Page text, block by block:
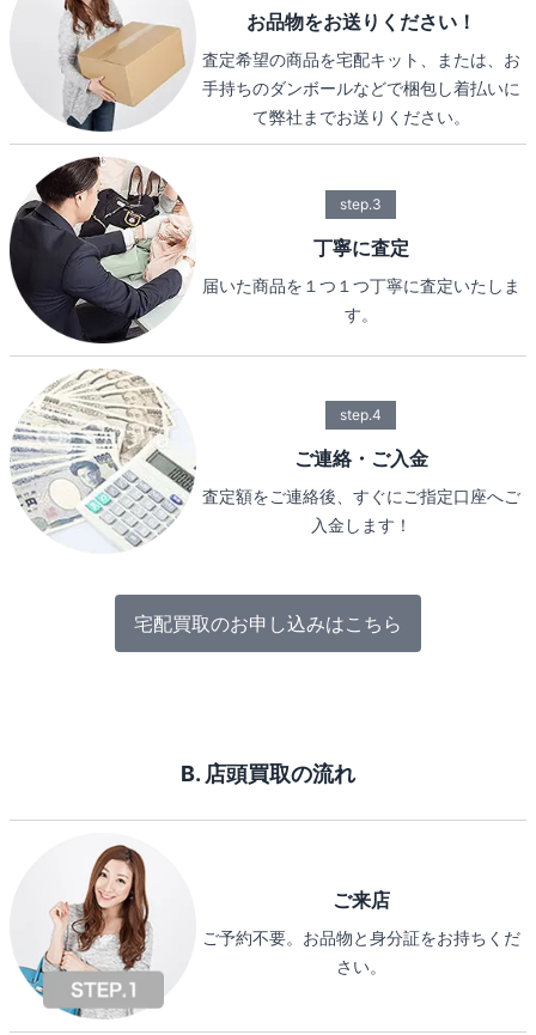
お品物をお送りください！
査定希望の商品を宅配キット、または、お
手持ちのダンボールなどで梱包し着払いに
て弊社までお送りください。
step.3
丁寧に査定
届いた商品を１つ１つ丁寧に査定いたしま
す。
step.4
ご連絡・ご入金
査定額をご連絡後、すぐにご指定口座へご
入金します！
宅配買取のお申し込みはこちら
B. 店頭買取の流れ
ご来店
ご予約不要。お品物と身分証をお持ちくだ
さい。